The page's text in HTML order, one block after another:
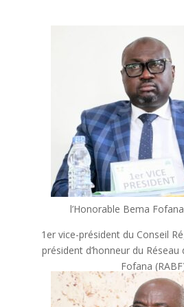
l’Honorable Bema
1er vice-président du Conseil
président d’honneur du
Fofana